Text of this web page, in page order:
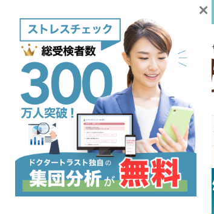
産業医 働き方・産業保健
×